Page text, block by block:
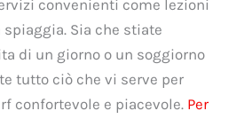
convenienti come lezioni
Sia che stiate
di un giorno o un soggiorno
tutto ciò che vi serve per
confortevole e piacevole. Per